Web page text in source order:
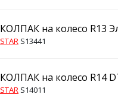
КОЛПАК на колесо R13
STAR S13441
КОЛПАК на колесо R14
STAR S14011